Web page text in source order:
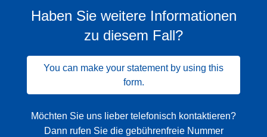
Haben Sie weitere Informationen
zu diesem Fall?
You can make your statement by using this
form.
Möchten Sie uns lieber telefonisch kontaktieren?
Dann rufen Sie die gebührenfreie Nummer